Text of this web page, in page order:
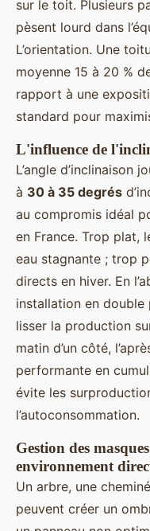
sur le toit. Plusieurs
pèsent lourd dans
L’orientation. Une
moyenne 15 à 20 %
rapport à une
standard pour
L'influence de
L’angle d’inclinaison
à 30 à 35 degrés
au compromis idéal
en France. Trop plat,
eau stagnante ; trop
directs en hiver. En
installation en double
lisser la production
matin d’un côté,
performante en
évite les
l’autoconsommation.
Gestion des
environnement
Un arbre, une
peuvent créer un